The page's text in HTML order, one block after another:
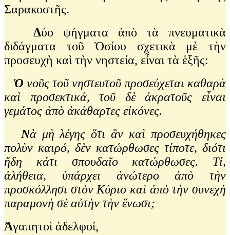
Σαρακοστῆς.
Δύο ψήγματα ἀπὸ τὰ πνευματικὰ
διδάγματα τοῦ Ὁσίου σχετικὰ μὲ τὴν
προσευχὴ καὶ τὴν νηστεία, εἶναι τὰ ἑξῆς:
Ὁ νοῦς τοῦ νηστευτοῦ προσεύχεται καθαρὰ
καὶ προσεκτικά, τοῦ δὲ ἀκρατοῦς εἶναι
γεμάτος ἀπὸ ἀκάθαρτες εἰκόνες.
Νὰ μὴ λέγης ὅτι ἂν καὶ προσευχήθηκες
πολὺν καιρό, δὲν κατώρθωσες τίποτε, διότι
ἤδη κάτι σπουδαῖο κατώρθωσες. Τί,
ἀλήθεια, ὑπάρχει ἀνώτερο ἀπὸ τὴν
προσκόλλησι στὸν Κύριο καὶ ἀπὸ τὴν συνεχὴ
παραμονὴ σὲ αὐτὴν τὴν ἕνωσι;
Ἀγαπητοὶ ἀδελφοί,